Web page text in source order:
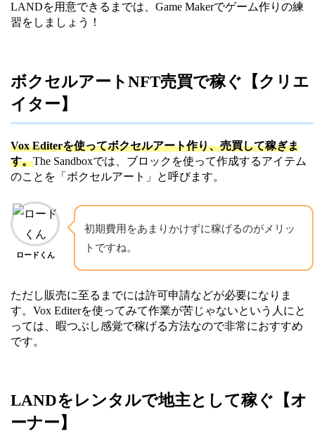
LANDを用意できるまでは、Game Makerでゲーム作りの練
習をしましょう！
ボクセルアートNFT売買で稼ぐ【クリエ
イター】
Vox Editerを使ってボクセルアート作り、売買して稼ぎま
す。The Sandboxでは、ブロックを使って作成するアイテム
のことを「ボクセルアート」と呼びます。
ロードくん
初期費用をあまりかけずに稼げるのがメリッ
トですね。
ただし販売に至るまでには許可申請などが必要になりま
す。Vox Editerを使ってみて作業が苦じゃないという人にと
っては、暇つぶし感覚で稼げる方法なので非常におすすめ
です。
LANDをレンタルで地主として稼ぐ【オ
ーナー】